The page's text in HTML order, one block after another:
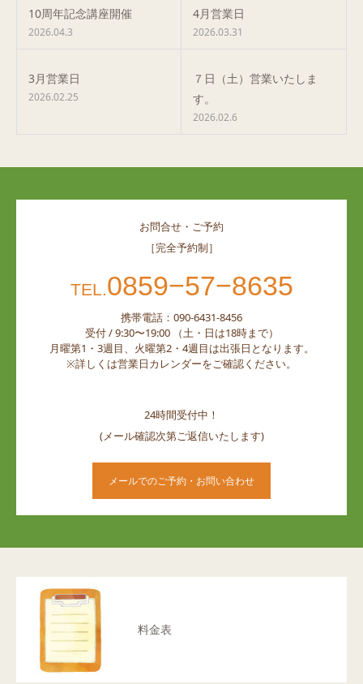
10周年記念講座開催
2026.04.3
4月営業日
2026.03.31
3月営業日
2026.02.25
７日（土）営業いたしま
す。
2026.02.6
お問合せ・ご予約
［完全予約制］
TEL.0859−57−8635
携帯電話：090-6431-8456
受付 / 9:30〜19:00 （土・日は18時まで）
月曜第1・3週目、火曜第2・4週目は出張日となります。
※詳しくは営業日カレンダーをご確認ください。
24時間受付中！
(メール確認次第ご返信いたします)
メールでのご予約・お問い合わせ
料金表